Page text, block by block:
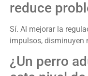
reduce
Sí. Al mejorar la
impulsos, disminuyen
¿Un perro